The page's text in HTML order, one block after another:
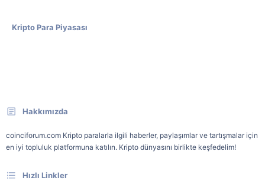
Kripto Para Piyasası
Hakkımızda
coinciforum.com Kripto paralarla ilgili haberler, paylaşımlar ve tartışmalar için
en iyi topluluk platformuna katılın. Kripto dünyasını birlikte keşfedelim!
Hızlı Linkler